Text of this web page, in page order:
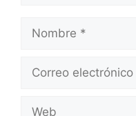
Nombre
Correo
Web